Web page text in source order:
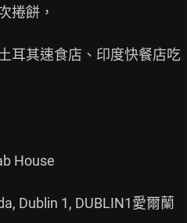
捲餅，
耳其速食店、印度快餐店吃